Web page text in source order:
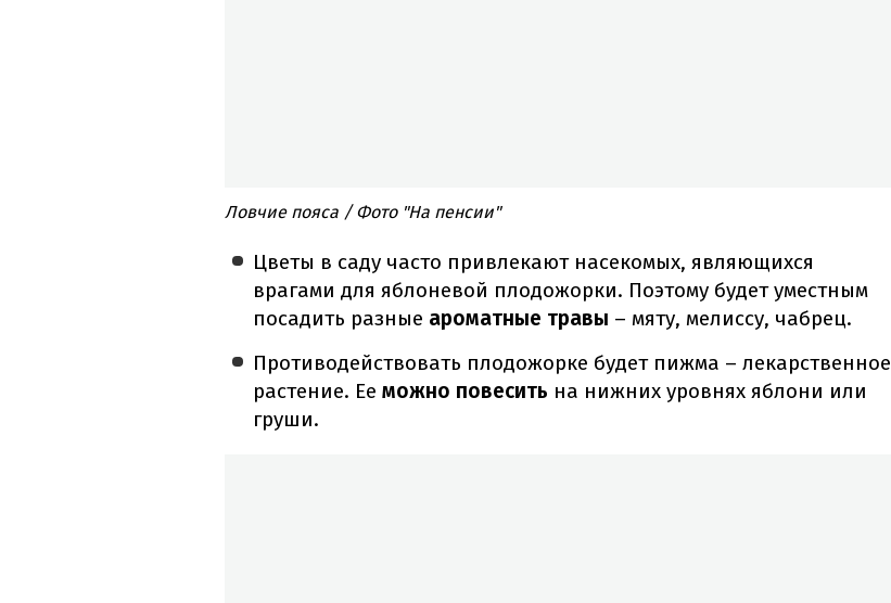
Ловчие пояса / Фото "На пенсии"
Цветы в саду часто привлекают насекомых, являющихся
врагами для яблоневой плодожорки. Поэтому будет уместным
посадить разные ароматные травы – мяту, мелиссу, чабрец.
Противодействовать плодожорке будет пижма – лекарственное
растение. Ее можно повесить на нижних уровнях яблони или
груши.